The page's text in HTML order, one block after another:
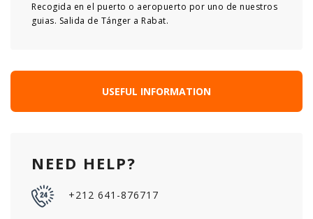
Recogida en el puerto o aeropuerto por uno de nuestros
guias. Salida de Tánger a Rabat.
USEFUL INFORMATION
NEED HELP?
+212 641-876717